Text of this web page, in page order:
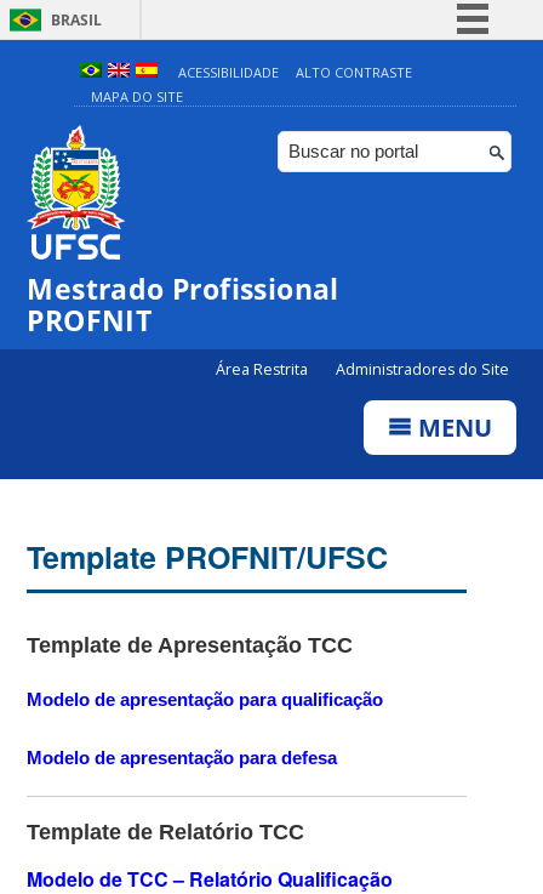
BRASIL
Simplifique!
Comunica BR
Participe
ACESSIBILIDADE
ALTO CONTRASTE
MAPA DO SITE
Mestrado Profissional
PROFNIT
Área Restrita Administradores do Site
MENU
Template PROFNIT/UFSC
Template de Apresentação TCC
Modelo de apresentação para qualificação
Modelo de apresentação para defesa
Template de Relatório TCC
Modelo de TCC – Relatório Qualificação